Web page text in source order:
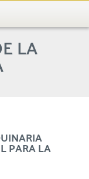
LA
PARA LA